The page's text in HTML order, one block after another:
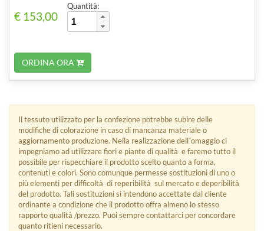
€ 153,00
Quantità:
ORDINA ORA
Il tessuto utilizzato per la confezione potrebbe subire delle
modifiche di colorazione in caso di mancanza materiale o
aggiornamento produzione. Nella realizzazione dell´omaggio ci
impegniamo ad utilizzare fiori e piante di qualità e faremo tutto il
possibile per rispecchiare il prodotto scelto quanto a forma,
contenuti e colori. Sono comunque permesse sostituzioni di uno o
più elementi per difficoltà di reperibilità sul mercato e deperibilità
del prodotto. Tali sostituzioni si intendono accettate dal cliente
ordinante a condizione che il prodotto offra almeno lo stesso
rapporto qualità /prezzo. Puoi sempre contattarci per concordare
quanto ritieni necessario.